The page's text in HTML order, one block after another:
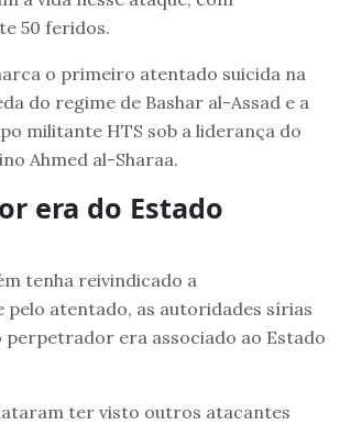
50 feridos.
o primeiro atentado suicida na
do regime de Bashar al-Assad e a
militante HTS sob a liderança do
Ahmed al-Sharaa.
era do Estado
tenha reivindicado a
pelo atentado, as autoridades sírias
perpetrador era associado ao Estado
ter visto outros atacantes